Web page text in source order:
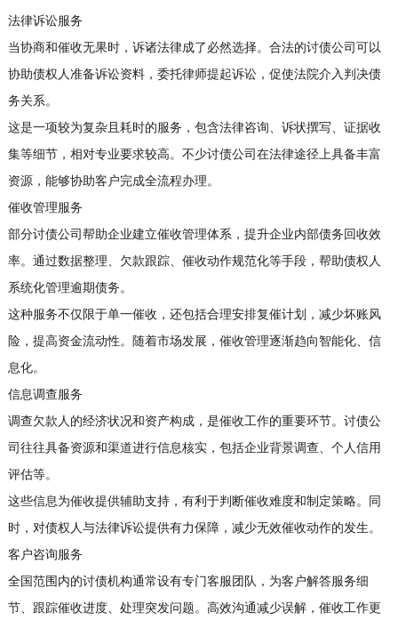
法律诉讼服务
当协商和催收无果时，诉诸法律成了必然选择。合法的讨债公司可以
协助债权人准备诉讼资料，委托律师提起诉讼，促使法院介入判决债
务关系。
这是一项较为复杂且耗时的服务，包含法律咨询、诉状撰写、证据收
集等细节，相对专业要求较高。不少讨债公司在法律途径上具备丰富
资源，能够协助客户完成全流程办理。
催收管理服务
部分讨债公司帮助企业建立催收管理体系，提升企业内部债务回收效
率。通过数据整理、欠款跟踪、催收动作规范化等手段，帮助债权人
系统化管理逾期债务。
这种服务不仅限于单一催收，还包括合理安排复催计划，减少坏账风
险，提高资金流动性。随着市场发展，催收管理逐渐趋向智能化、信
息化。
信息调查服务
调查欠款人的经济状况和资产构成，是催收工作的重要环节。讨债公
司往往具备资源和渠道进行信息核实，包括企业背景调查、个人信用
评估等。
这些信息为催收提供辅助支持，有利于判断催收难度和制定策略。同
时，对债权人与法律诉讼提供有力保障，减少无效催收动作的发生。
客户咨询服务
全国范围内的讨债机构通常设有专门客服团队，为客户解答服务细
节、跟踪催收进度、处理突发问题。高效沟通减少误解，催收工作更